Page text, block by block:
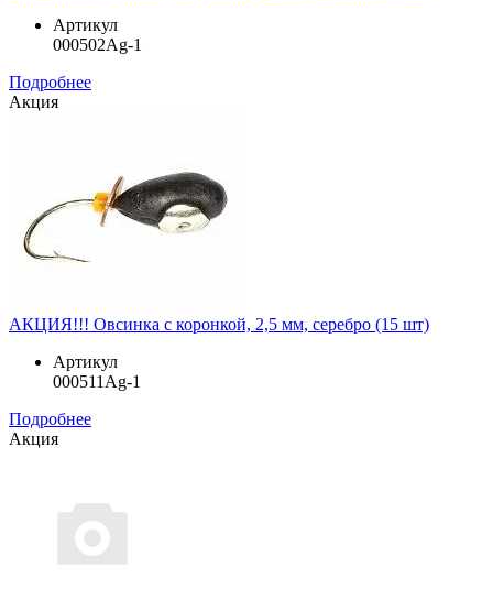
Артикул
000502Ag-1
Подробнее
Акция
АКЦИЯ!!! Овсинка с коронкой, 2,5 мм, серебро (15 шт)
Артикул
000511Ag-1
Подробнее
Акция